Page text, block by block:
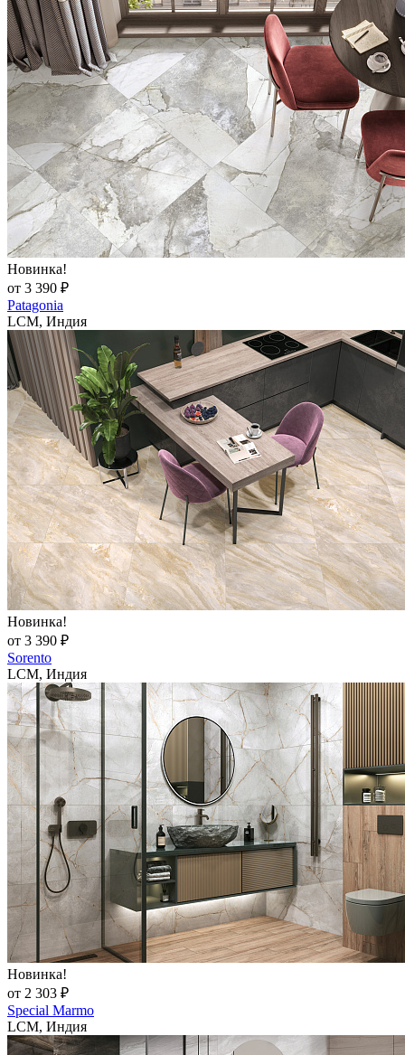
Новинка!
от 3 390 ₽
Patagonia
LCM, Индия
Новинка!
от 3 390 ₽
Sorento
LCM, Индия
Новинка!
от 2 303 ₽
Special Marmo
LCM, Индия